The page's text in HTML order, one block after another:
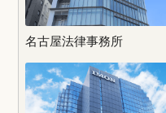
名古屋法律事務所